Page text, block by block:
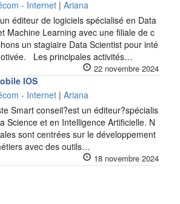
- Internet | Ariana
éditeur de logiciels spécialisé en Data
Machine Learning avec une filiale de c
un stagiaire Data Scientist pour inté
Les principales activités…
22 novembre 2024
IOS
- Internet | Ariana
Smart conseil?est un éditeur?spécialis
Science et en Intelligence Artificielle. N
sont centrées sur le développement
avec des outils…
18 novembre 2024